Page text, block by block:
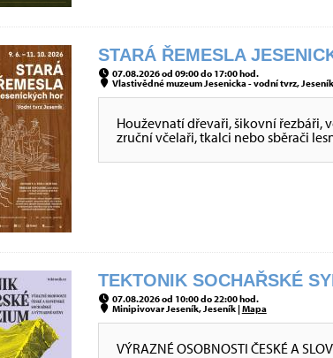
STARÁ ŘEMESLA
07.08.2026 od 09:00 do 17:00 hod.
Vlastivědné muzeum Jesenicka - vodní tvrz,
Houževnatí dřevaři, šikovní řezbáři,
zruční včelaři, tkalci nebo sběrači
TEKTONIK SOCHAŘSKÉ
07.08.2026 od 10:00 do 22:00 hod.
Minipivovar Jeseník, Jeseník |Mapa
VÝRAZNÉ OSOBNOSTI ČESKÉ A